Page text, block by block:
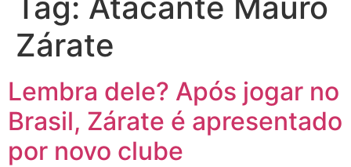
Zárate
Lembra dele? Após jogar no
Brasil, Zárate é apresentado
por novo clube